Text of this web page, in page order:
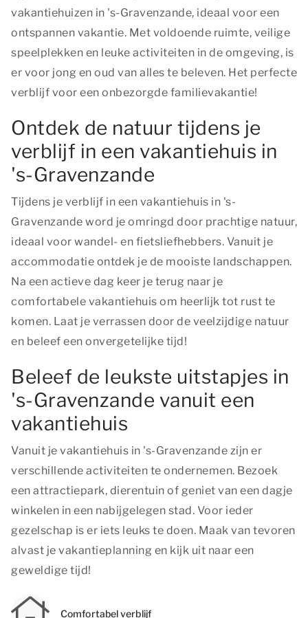
vakantiehuizen in 's-Gravenzande, ideaal voor een
ontspannen vakantie. Met voldoende ruimte, veilige
speelplekken en leuke activiteiten in de omgeving, is
er voor jong en oud van alles te beleven. Het perfecte
verblijf voor een onbezorgde familievakantie!
Ontdek de natuur tijdens je
verblijf in een vakantiehuis in
's-Gravenzande
Tijdens je verblijf in een vakantiehuis in 's-
Gravenzande word je omringd door prachtige natuur,
ideaal voor wandel- en fietsliefhebbers. Vanuit je
accommodatie ontdek je de mooiste landschappen.
Na een actieve dag keer je terug naar je
comfortabele vakantiehuis om heerlijk tot rust te
komen. Laat je verrassen door de veelzijdige natuur
en beleef een onvergetelijke tijd!
Beleef de leukste uitstapjes in
's-Gravenzande vanuit een
vakantiehuis
Vanuit je vakantiehuis in 's-Gravenzande zijn er
verschillende activiteiten te ondernemen. Bezoek
een attractiepark, dierentuin of geniet van een dagje
winkelen in een nabijgelegen stad. Voor ieder
gezelschap is er iets leuks te doen. Maak van tevoren
alvast je vakantieplanning en kijk uit naar een
geweldige tijd!
Comfortabel verblijf